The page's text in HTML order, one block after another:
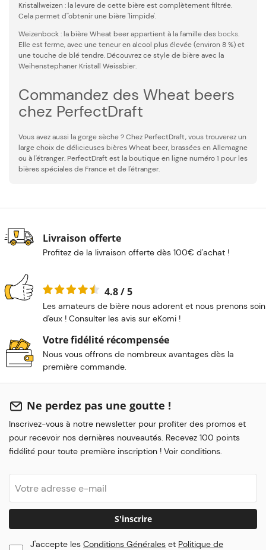
Kristallweizen : la levure de cette bière est complètement filtrée.
Cela permet d''obtenir une bière 'limpide'.
Weizenbock : la bière Wheat beer appartient à la famille des bocks.
Elle est ferme, avec une teneur en alcool plus élevée (environ 8 %) et
une touche de blé tendre. Découvrez ce style de bière avec la
Weihenstephaner Kristall Weissbier.
Commandez des Wheat beers
chez PerfectDraft
Vous avez aussi la gorge sèche ? Chez PerfectDraft, vous trouverez un
large choix de délicieuses bières Wheat beer, brassées en Allemagne
ou à l'étranger. PerfectDraft est la boutique en ligne numéro 1 pour les
bières spéciales de France et de l'étranger.
Livraison offerte
Profitez de la livraison offerte dès 100€ d'achat !
4.8 / 5
Les amateurs de bière nous adorent et nous prenons soin
d'eux ! Consulter les avis sur eKomi !
Votre fidélité récompensée
Nous vous offrons de nombreux avantages dès la
première commande.
Ne perdez pas une goutte !
Inscrivez-vous à notre newsletter pour profiter des promos et
pour recevoir nos dernières nouveautés. Recevez 100 points
fidélité pour toute première inscription ! Voir conditions.
S'inscrire
J'accepte les Conditions Générales et Politique de